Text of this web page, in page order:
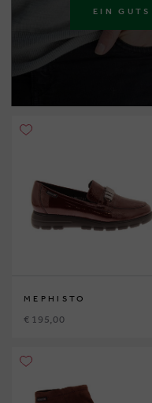
EIN
MEPHISTO
€ 195,00